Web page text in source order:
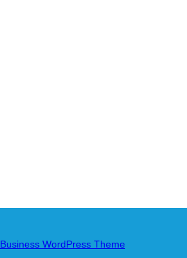
Business WordPress Theme